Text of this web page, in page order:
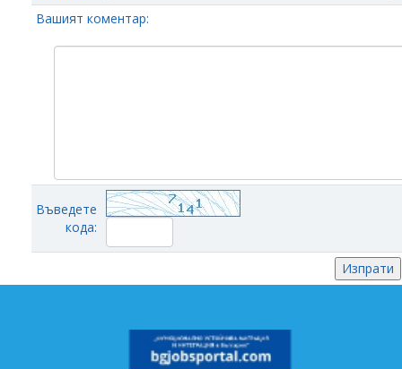
Вашият коментар:
Въведете
кода: